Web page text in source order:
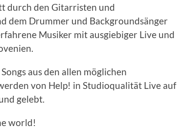
durch den Gitarristen und
dem Drummer und Backgroundsänger
Musiker mit ausgiebiger Live und
aus den allen möglichen
von Help! in Studioqualität Live auf
gelebt.
world!